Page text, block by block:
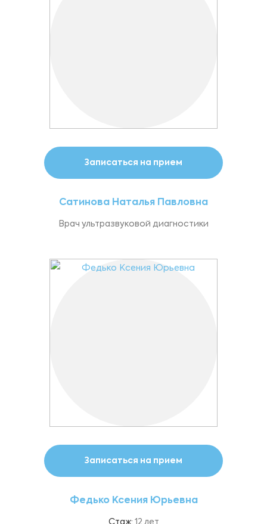
Записаться на прием
Сатинова Наталья Павловна
Врач ультразвуковой диагностики
Записаться на прием
Федько Ксения Юрьевна
Стаж: 12 лет